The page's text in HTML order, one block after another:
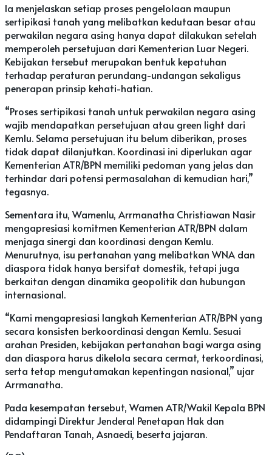
Ia menjelaskan setiap proses pengelolaan maupun
sertipikasi tanah yang melibatkan kedutaan besar atau
perwakilan negara asing hanya dapat dilakukan setelah
memperoleh persetujuan dari Kementerian Luar Negeri.
Kebijakan tersebut merupakan bentuk kepatuhan
terhadap peraturan perundang-undangan sekaligus
penerapan prinsip kehati-hatian.
“Proses sertipikasi tanah untuk perwakilan negara asing
wajib mendapatkan persetujuan atau green light dari
Kemlu. Selama persetujuan itu belum diberikan, proses
tidak dapat dilanjutkan. Koordinasi ini diperlukan agar
Kementerian ATR/BPN memiliki pedoman yang jelas dan
terhindar dari potensi permasalahan di kemudian hari,”
tegasnya.
Sementara itu, Wamenlu, Arrmanatha Christiawan Nasir
mengapresiasi komitmen Kementerian ATR/BPN dalam
menjaga sinergi dan koordinasi dengan Kemlu.
Menurutnya, isu pertanahan yang melibatkan WNA dan
diaspora tidak hanya bersifat domestik, tetapi juga
berkaitan dengan dinamika geopolitik dan hubungan
internasional.
“Kami mengapresiasi langkah Kementerian ATR/BPN yang
secara konsisten berkoordinasi dengan Kemlu. Sesuai
arahan Presiden, kebijakan pertanahan bagi warga asing
dan diaspora harus dikelola secara cermat, terkoordinasi,
serta tetap mengutamakan kepentingan nasional,” ujar
Arrmanatha.
Pada kesempatan tersebut, Wamen ATR/Wakil Kepala BPN
didampingi Direktur Jenderal Penetapan Hak dan
Pendaftaran Tanah, Asnaedi, beserta jajaran.